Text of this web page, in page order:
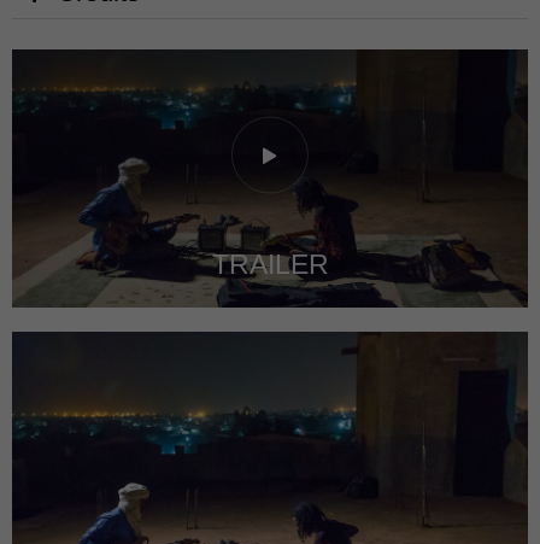
TRAILER